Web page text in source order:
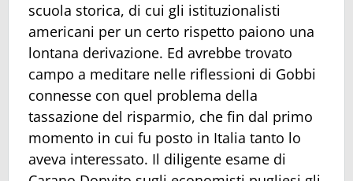
scuola storica, di cui gli istituzionalisti
americani per un certo rispetto paiono una
lontana derivazione. Ed avrebbe trovato
campo a meditare nelle riflessioni di Gobbi
connesse con quel problema della
tassazione del risparmio, che fin dal primo
momento in cui fu posto in Italia tanto lo
aveva interessato. Il diligente esame di